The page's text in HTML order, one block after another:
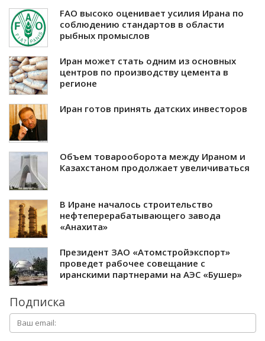
FAO высоко оценивает усилия Ирана по
соблюдению стандартов в области
рыбных промыслов
Иран может стать одним из основных
центров по производству цемента в
регионе
Иран готов принять датских инвесторов
Объем товарооборота между Ираном и
Казахстаном продолжает увеличиваться
В Иране началось строительство
нефтеперерабатывающего завода
«Анахита»
Президент ЗАО «Атомстройэкспорт»
проведет рабочее совещание с
иранскими партнерами на АЭС «Бушер»
Подписка